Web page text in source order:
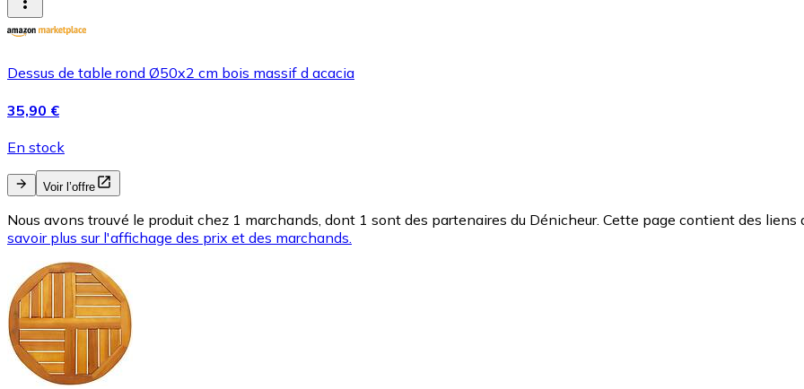
Dessus de table rond Ø50x2 cm bois massif d acacia
35,90 €
En stock
Voir l’offre
Nous avons trouvé le produit chez 1 marchands, dont 1 sont des partenaires du Dénicheur. Cette page contient des
savoir plus sur l'affichage des prix et des marchands.